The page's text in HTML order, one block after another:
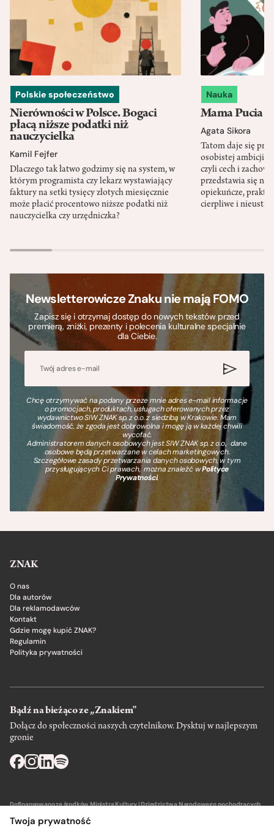
Polskie społeczeństwo
Nierówności w Polsce. Bogaci
płacą niższe podatki niż
nauczycielka
Kamil Fejfer
Dlaczego tak łatwo godzimy się na system, w
którym programista czy lekarz wystawiający
faktury na setki tysięcy złotych miesięcznie
może płacić procentowo niższe podatki niż
nauczycielka czy urzędniczka?
Nauka
Mama Pucia
Agata Sikora
Tatom daje się
osobistej ambicji,
czyli cech i
przedstawia się
opiekuńcze,
cierpliwe i
Newsletterowicze Znaku nie mają FOMO
Zapisz się i otrzymaj dostęp do nowych tekstów przed
premierą, zniżki, prezenty i polecenia kulturalne specjalnie
dla Ciebie.
Chcę otrzymywać na podany przeze mnie adres e-mail informacje
o promocjach, produktach, usługach oferowanych przez
wydawnictwo SIW ZNAK sp. z o.o. z siedzibą w Krakowie. Mam
świadomość, że zgoda jest dobrowolna i mogę ją w każdej chwili
wycofać.
Administratorem danych osobowych jest SIW ZNAK sp. z o.o., dane
osobowe będą przetwarzane w celach marketingowych.
Szczegółowe zasady przetwarzania danych osobowych, w tym
przysługujących Ci prawach, można znaleźć wPolityce
Prywatności.
ZNAK
O nas
Dla autorów
Dla reklamodawców
Kontakt
Gdzie mogę kupić ZNAK?
Regulamin
Polityka prywatności
Bądź na bieżąco ze „Znakiem”
Dołącz do społeczności naszych czytelnikow. Dysktuj w najlepszym
gronie
Dofinansowano ze środków Ministra Kultury i Dziedzictwa Narodowego pochodzących
Twoja prywatność